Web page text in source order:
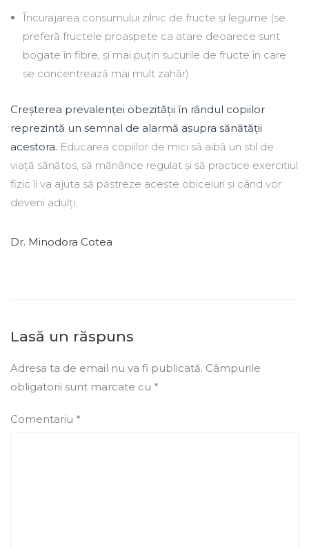
Încurajarea consumului zilnic de fructe și legume (se
preferă fructele proaspete ca atare deoarece sunt
bogate în fibre, și mai puțin sucurile de fructe în care
se concentrează mai mult zahăr)
Creșterea prevalenței obezității în rândul copiilor
reprezintă un semnal de alarmă asupra sănătății
acestora. Educarea copiilor de mici să aibă un stil de
viață sănătos, să mănânce regulat și să practice exercițiul
fizic îi va ajuta să păstreze aceste obiceiuri și când vor
deveni adulți.
Dr. Minodora Cotea
Lasă un răspuns
Adresa ta de email nu va fi publicată. Câmpurile
obligatorii sunt marcate cu *
Comentariu *